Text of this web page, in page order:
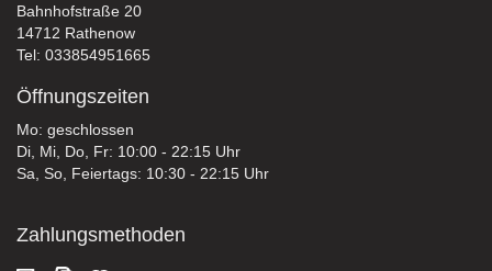
Bahnhofstraße 20
14712 Rathenow
Tel: 033854951665
Öffnungszeiten
Mo: geschlossen
Di, Mi, Do, Fr: 10:00 - 22:15 Uhr
Sa, So, Feiertags: 10:30 - 22:15 Uhr
Zahlungsmethoden